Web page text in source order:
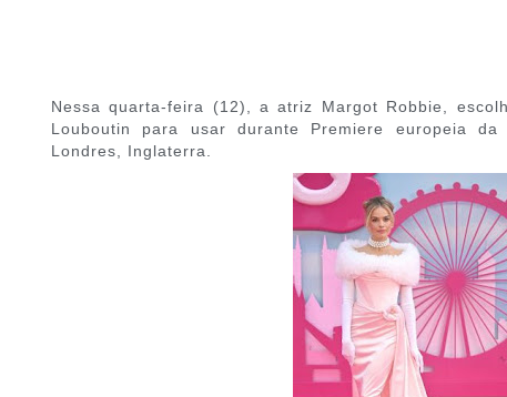
Nessa quarta-feira (12), a atriz Margot Robbie,
Louboutin para usar durante Premiere europeia
Londres, Inglaterra.